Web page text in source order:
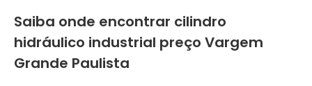
Saiba onde encontrar cilindro
hidráulico industrial preço Vargem
Grande Paulista